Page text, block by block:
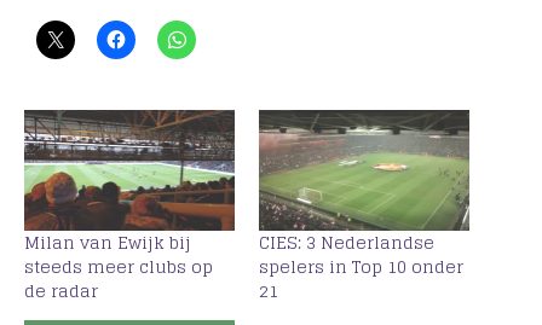
Milan van Ewijk bij
steeds meer clubs op
de radar
CIES: 3 Nederlandse
spelers in Top 10 onder
21